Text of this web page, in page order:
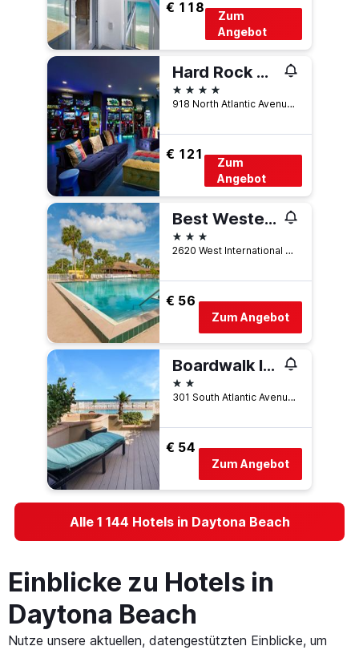
€ 118
Zum
Angebot
Hard Rock Hotel Daytona Beach
4 Sterne
918 North Atlantic Avenue, Daytona Beach, FL, USA
€ 121
Zum
Angebot
Best Western International Speedway Hotel
3 Sterne
2620 West International Speedway Boulevard, Daytona Beach, FL, USA
€ 56
Zum Angebot
Boardwalk Inn and Suites
2 Sterne
301 South Atlantic Avenue, Daytona Beach, FL, USA
€ 54
Zum Angebot
Alle 1 144 Hotels in Daytona Beach
Einblicke zu Hotels in
Daytona Beach
Nutze unsere aktuellen, datengestützten Einblicke, um